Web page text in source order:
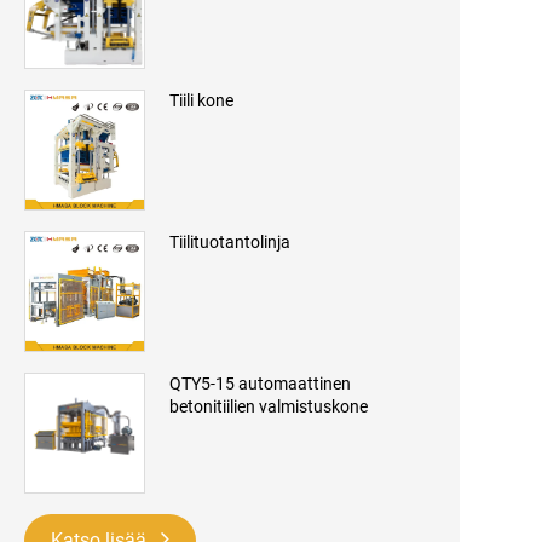
Tiili kone
Tiilituotantolinja
QTY5-15 automaattinen
betonitiilien valmistuskone